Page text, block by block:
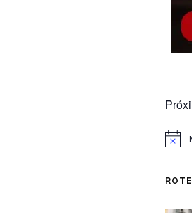
Notice